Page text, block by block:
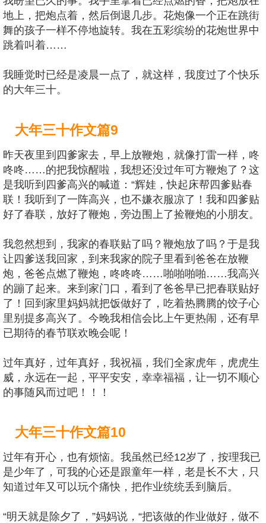
地上，把炮点着，然后倒退几步。花炮像一个正在跳街
舞的孩子一样不停地旋转。我在五彩缤纷的花炮世界中
跳着叫着……
我睡觉时已经是凌晨一点了，就这样，我度过了个快乐
的大年三十。
大年三十作文篇9
昨天夜里到四爹家去，早上放鞭炮，就像打雷一样，咚
咚咚……的把我惊醒啦，我想还没过年可方鞭炮了？这
是我听到四爹高兴的喊道：“辉娃，快起床帮四爹贴春
联！我听到了一阵高兴，也不嫌衣服凉了！我和四爹贴
好了春联，放好了鞭炮，旁边围上了捡鞭炮的小朋友。
我忽然想到，我家的春联贴了吗？鞭炮放了吗？于是我
让四爹送我回家，到来我家的院子里看到爸爸在放鞭
炮，爸爸点燃了鞭炮，咚咚咚……啪啪啪啪……我高兴
的蹦了起来。来到家门口，看到了爸爸早已把春联贴好
了！回到家里妈妈就把饭做好了，吃着热腾腾的饺子心
里别提多高兴了。今晚我相信会比上午更热闹，还有早
已期待的春节联欢晚会呢！
过年真好，过年真好，我祝福，我们全家虎年，虎虎生
威，永远在一起，平平安安，幸幸福福，让一切不顺心
的事随风而过吧！！！
大年三十作文篇10
过年有开心，也有烦恼。我虽然已经12岁了，按理我已
是少年了，可我的心还是跟童年一样，老是长不大，只
知道过年又可以玩个痛快，把作业统统丢到脑后。
“明天就是除夕了，”妈妈说，“把该做的作业做好，做不